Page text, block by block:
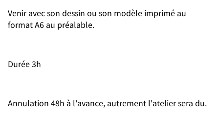
Venir avec son dessin ou son modèle imprimé au
format A6 au préalable.
Durée 3h
Annulation 48h à l'avance, autrement l'atelier sera du.